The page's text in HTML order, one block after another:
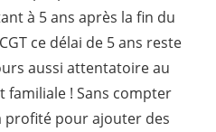
à 5 ans après la fin du
ce délai de 5 ans reste
aussi attentatoire au
familiale ! Sans compter
profité pour ajouter des